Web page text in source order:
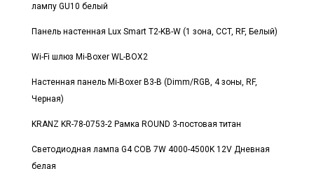
лампу GU10 белый
Панель настенная Lux Smart T2-KB-W (1 зона, CCT, RF, Белый)
Wi-Fi шлюз Mi-Boxer WL-BOX2
Настенная панель Mi-Boxer B3-B (Dimm/RGB, 4 зоны, RF,
Черная)
KRANZ KR-78-0753-2 Рамка ROUND 3-постовая титан
Светодиодная лампа G4 COB 7W 4000-4500K 12V Дневная
белая